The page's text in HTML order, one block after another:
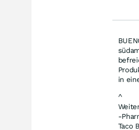
in
^
-
Taco